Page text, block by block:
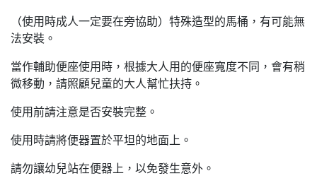
（使用時成人一定要在旁協助）特殊造型的馬桶，有可能無
法安裝。
當作輔助便座使用時，根據大人用的便座寬度不同，會有稍
微移動，請照顧兒童的大人幫忙扶持。
使用前請注意是否安裝完整。
使用時請將便器置於平坦的地面上。
請勿讓幼兒站在便器上，以免發生意外。